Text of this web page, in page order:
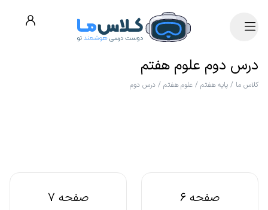
درس دوم علوم هفتم
کلاس ما / پایه هفتم / علوم هفتم / درس دوم
صفحه 6 صفحه 7